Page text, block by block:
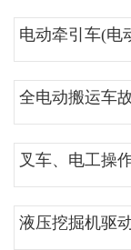
电动牵引车(电
全电动搬运车
叉车、电工操
液压挖掘机驱